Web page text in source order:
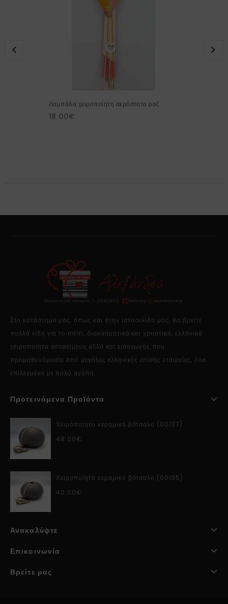
Λαμπάδα χειροποίητη αερόστατο ροζ
18.00€
Στο κατάστημα μας, όπως και στην ιστοσελίδα μας, θα βρείτε
πολλά είδη για το σπίτι, διακοσμητικά και χρηστικά, ελληνικά
χειροποίητα αντικείμενα αλλά και εισαγωγής που
προμηθευόμαστε από μεγάλες ελληνικές επίσης εταιρείες, όλα
επιλεγμένα με πολύ αγάπη.
Προτεινόμενα Προϊόντα
Χειροποίητο κεραμικό βότσαλο (00137)
48.00€
Χειροποίητο κεραμικό βότσαλο (00135)
40.00€
Ανακαλύψτε
Επικοινωνία
Βρείτε μας